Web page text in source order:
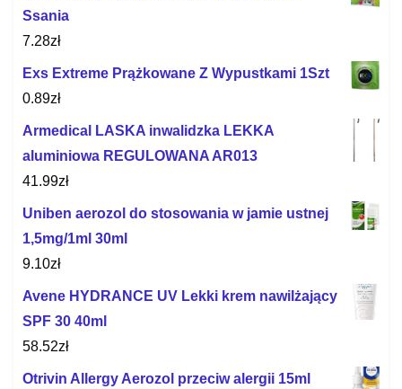
Ssania
7.28zł
Exs Extreme Prążkowane Z Wypustkami 1Szt
0.89zł
Armedical LASKA inwalidzka LEKKA
aluminiowa REGULOWANA AR013
41.99zł
Uniben aerozol do stosowania w jamie ustnej
1,5mg/1ml 30ml
9.10zł
Avene HYDRANCE UV Lekki krem nawilżający
SPF 30 40ml
58.52zł
Otrivin Allergy Aerozol przeciw alergii 15ml